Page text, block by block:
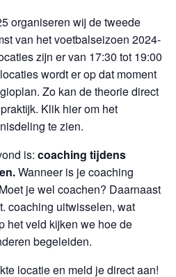
organiseren wij de tweede
van het voetbalseizoen 2024-
zijn er van 17:30 tot 19:00
wordt er op dat moment
Zo kan de theorie direct
Klik hier om het
te zien.
is: coaching tijdens
Wanneer is je coaching
je wel coachen? Daarnaast
coaching uitwisselen, wat
het veld kijken we hoe de
begeleiden.
locatie en meld je direct aan!